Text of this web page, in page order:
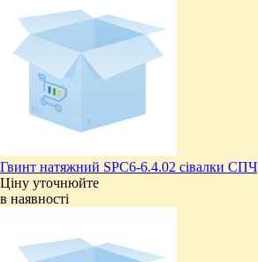
Гвинт натяжний SPC6-6.4.02 сівалки СПЧ
Ціну уточнюйте
в наявності